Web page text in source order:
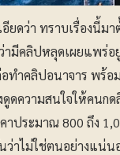
ยดว่า ทราบเรื่องนี้
มีคลิปหลุดเผยแพร่
ำคลิปอนาจาร พร้อ
ความสนใจให้คนกด
าประมาณ 800 ถึง
าไม่ใช่ตนอย่างแน่น